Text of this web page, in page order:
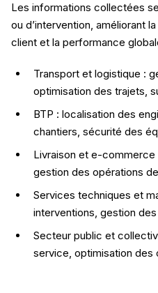
Les informations collectées
ou d’intervention, améliorant
client et la performance
Transport et logistique :
optimisation des trajets,
BTP : localisation des
chantiers, sécurité des
Livraison et e-commerce
gestion des opérations
Services techniques et
interventions, gestion
Secteur public et
service, optimisation des